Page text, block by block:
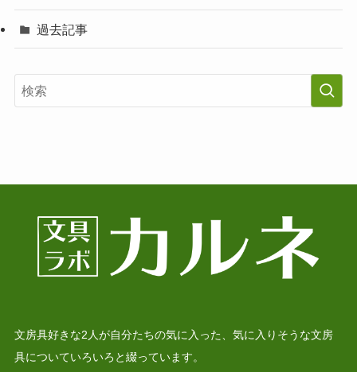
過去記事
文房具好きな2人が自分たちの気に入った、気に入りそうな文房
具についていろいろと綴っています。